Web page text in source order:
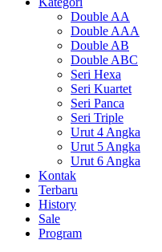
Double AA
Double AAA
Double AB
Double ABC
Seri Hexa
Seri Kuartet
Seri Panca
Seri Triple
Urut 4 Angka
Urut 5 Angka
Urut 6 Angka
Kontak
Terbaru
History
Sale
Program